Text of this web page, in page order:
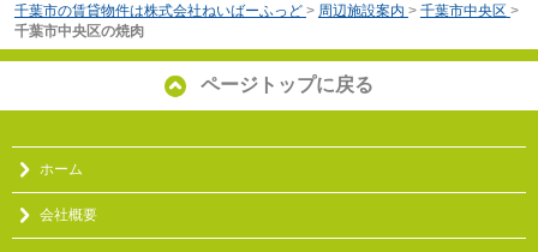
千葉市の賃貸物件は株式会社ねいばーふっど > 周辺施設案内 > 千葉市中央区 >
千葉市中央区の焼肉
ページトップに戻る
ホーム
会社概要